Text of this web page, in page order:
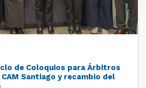
de Coloquios para Árbitros
Santiago y recambio del